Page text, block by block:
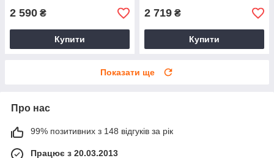
2 590 ₴
Купити
2 719 ₴
Купити
Показати ще
Про нас
99% позитивних з 148 відгуків за рік
Працює з 20.03.2013